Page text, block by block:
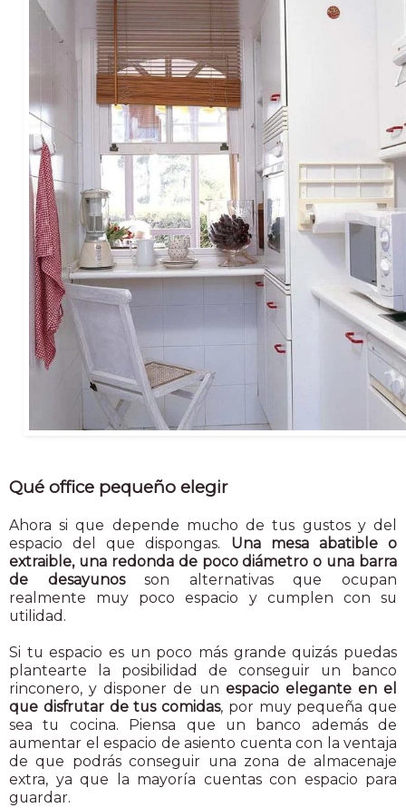
Qué office pequeño elegir
Ahora si que depende mucho de tus gustos y del
espacio del que dispongas. Una mesa abatible o
extraible, una redonda de poco diámetro o una barra
de desayunosson alternativas que ocupan
realmente muy poco espacio y cumplen con su
utilidad.
Si tu espacio es un poco más grande quizás puedas
plantearte la posibilidad de conseguir un banco
rinconero, y disponer de un espacio elegante en el
que disfrutar de tus comidas, por muy pequeña que
sea tu cocina. Piensa que un banco además de
aumentar el espacio de asiento cuenta con la ventaja
de que podrás conseguir una zona de almacenaje
extra, ya que la mayoría cuentas con espacio para
guardar.